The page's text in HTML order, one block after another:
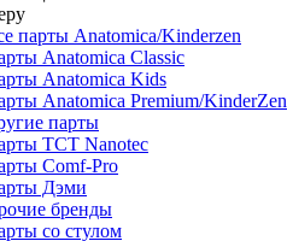
парты Anatomica/Kinderzen
Anatomica Classic
Anatomica Kids
Anatomica Premium/KinderZen
парты
TCT Nanotec
Comf-Pro
Дэми
бренды
со стулом